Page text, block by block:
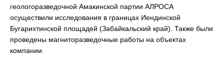
геологоразведочной Амакинской партии АЛРОСА
осуществили исследования в границах Иендинской
Бугарихтинской площадей (Забайкальский край). Также были
проведены магниторазведочные работы на объектах
компании.